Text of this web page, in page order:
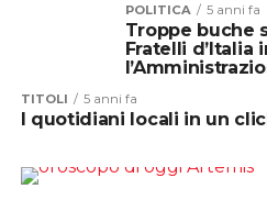
POLITICA 5 anni fa
Troppe buche
Fratelli d’Italia
TITOLI 5 anni fa
I quotidiani locali in un